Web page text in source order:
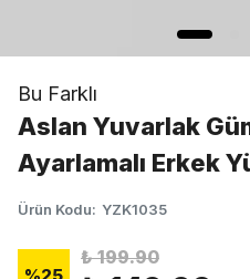
Bu Farklı
Aslan Yuvarlak
Ayarlamalı Erkek
Ürün Kodu: YZK1035
%25
₺ 199.90